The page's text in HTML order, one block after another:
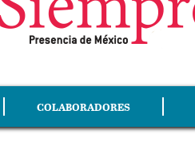
COLABORADORES